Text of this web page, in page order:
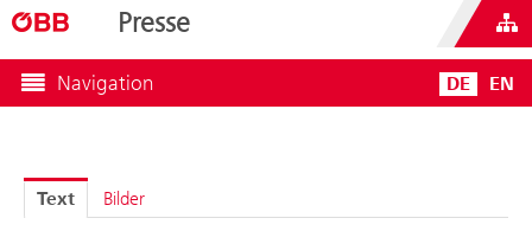
Presse
Navigation DE EN
Text Bilder